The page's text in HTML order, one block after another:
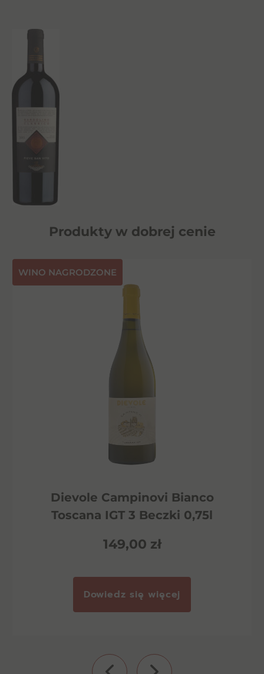
Produkty w dobrej cenie
⁠WINO NAGRODZONE
Dievole Campinovi Bianco
Toscana IGT 3 Beczki 0,75l
149,00 zł
Dowiedz się więcej